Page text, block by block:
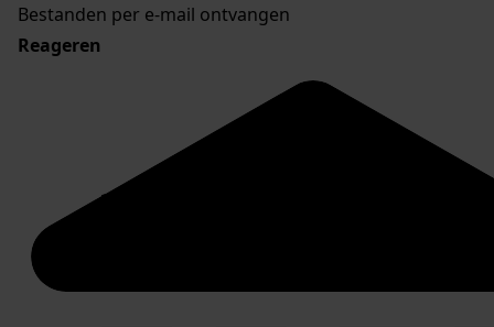
Bestanden per e-mail ontvangen
Reageren